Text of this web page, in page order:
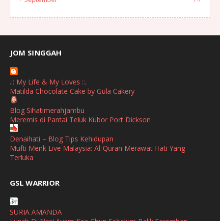
August (1)
July
June
January
September
April
March
January
JOM SINGGAH
.:: My Life & My Loves ::.
Matilda Chocolate Cake by Gula Cakery
Blog Sihatimerahjambu
Meremis di Pantai Teluk Kubor Port Dickson
Denaihati – Blog Tips Kehidupan
Mufti Menk Live Malaysia: Al-Quran Merawat Hati Yang
Terluka
Watsons Get Active Carnival 2026 Meriahkan Stadium Merdeka
SHALIMAR YUSOF
GSL WARRIOR
SURIA AMANDA